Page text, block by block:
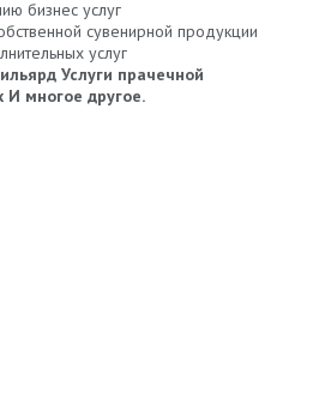
бизнес услуг
сувенирной продукции
услуг
Услуги прачечной
И многое другое.